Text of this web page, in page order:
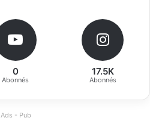
0
Abonnés
17.5K
Abonnés
Ads - Pub